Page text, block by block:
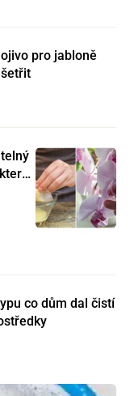
pro jabloně
co dům dal čistí